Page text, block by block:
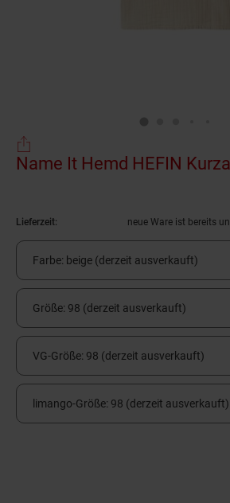
Name It Hemd HEFIN
Lieferzeit: neue Ware ist bereits
Farbe: beige (derzeit ausverkauft)
Größe: 98 (derzeit ausverkauft)
VG-Größe: 98 (derzeit ausverkauft)
limango-Größe: 98 (derzeit ausverkauft)